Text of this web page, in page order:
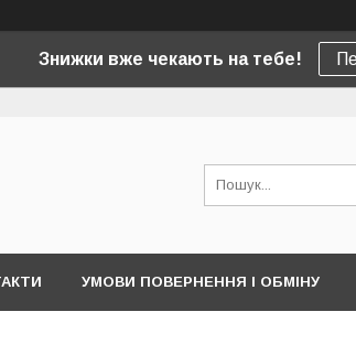
Знижки вже чекають на тебе!
УМОВИ ПОВЕРНЕННЯ І ОБМІНУ